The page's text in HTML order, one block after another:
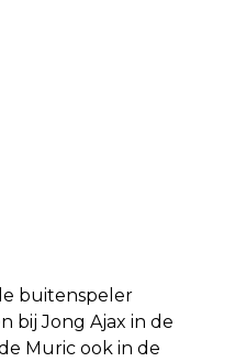
buitenspeler
bij Jong Ajax in de
Muric ook in de